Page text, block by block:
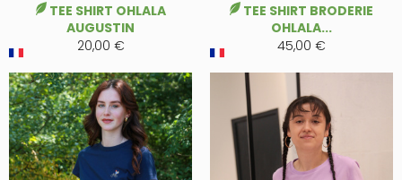
TEE SHIRT OHLALA
AUGUSTIN
20,00 €
TEE SHIRT BRODERIE
OHLALA...
45,00 €